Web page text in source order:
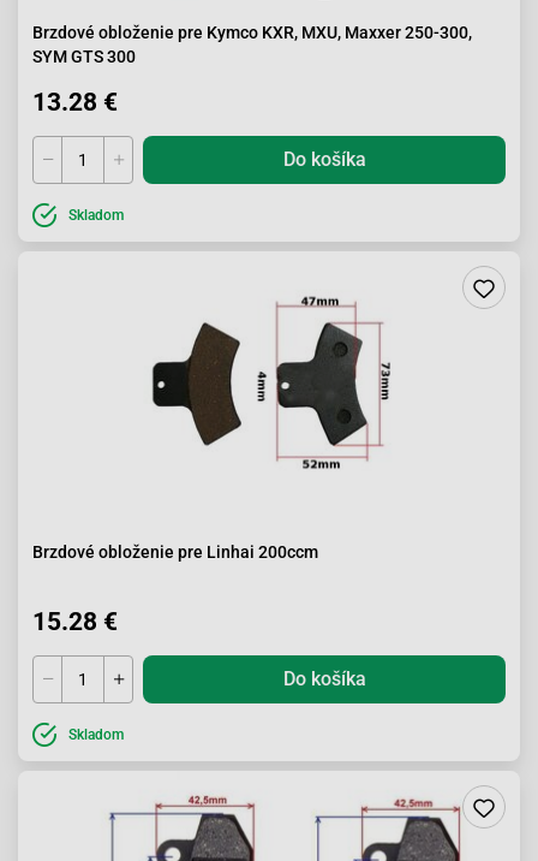
Brzdové obloženie pre Kymco KXR, MXU, Maxxer 250-300,
SYM GTS 300
13.28 €
Do košíka
Skladom
Brzdové obloženie pre Linhai 200ccm
15.28 €
Do košíka
Skladom